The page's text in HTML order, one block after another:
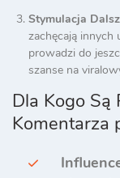
Stymulacja
zachęcają
prowadzi do
szanse na
Dla Kogo Są
Komentarza